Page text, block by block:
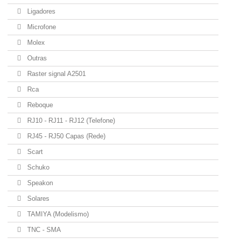
Ligadores
Microfone
Molex
Outras
Raster signal A2501
Rca
Reboque
RJ10 - RJ11 - RJ12 (Telefone)
RJ45 - RJ50 Capas (Rede)
Scart
Schuko
Speakon
Solares
TAMIYA (Modelismo)
TNC - SMA